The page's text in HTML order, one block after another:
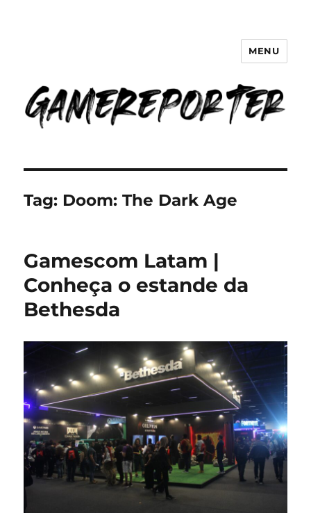
GameReporter | Cultura Gamer
MENU
Tag: Doom: The Dark Age
Gamescom Latam |
Conheça o estande da
Bethesda